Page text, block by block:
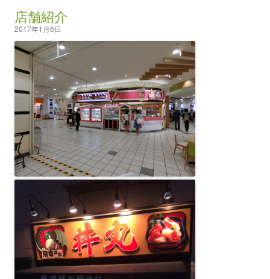
店舗紹介
2017年1月6日